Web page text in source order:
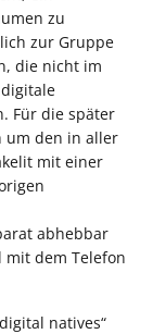
zu
zur Gruppe
die nicht im
Für die später
um den in aller
mit einer
abhebbar
dem Telefon
natives“